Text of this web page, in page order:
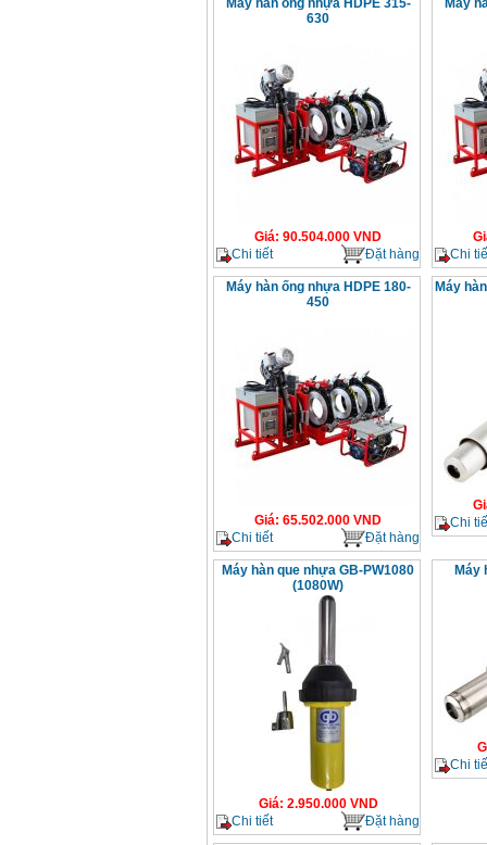
Máy hàn ống nhựa HDPE 315-
630
Giá: 90.504.000 VND
Chi tiết
Đặt hàng
Máy
Chi
Máy hàn ống nhựa HDPE 180-
450
Giá: 65.502.000 VND
Chi tiết
Đặt hàng
Máy
Chi
Máy hàn que nhựa GB-PW1080
(1080W)
Giá: 2.950.000VND
Chi tiết
Đặt hàng
Máy
Chi